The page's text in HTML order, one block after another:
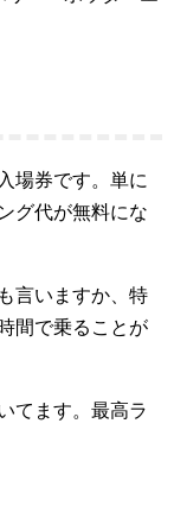
場券です。単に
グ代が無料にな
言いますか、特
間で乗ることが
てます。最高ラ